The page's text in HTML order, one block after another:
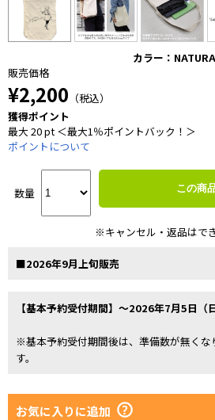
カラー：
販売価格
¥2,200 （税込）
獲得ポイント
最大 20 pt ＜最大1％ポイントバック！＞
ポイントについて
数量 この商
※キャンセル・返品はで
■2026年9月上旬販売
【基本予約受付期間】～2026年7月5日（日
※基本予約受付期間後は、準備数が無くな
す。
お気に入りに追加